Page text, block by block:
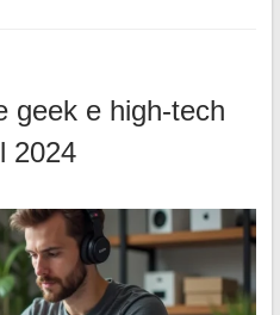
geek e high-tech
2024